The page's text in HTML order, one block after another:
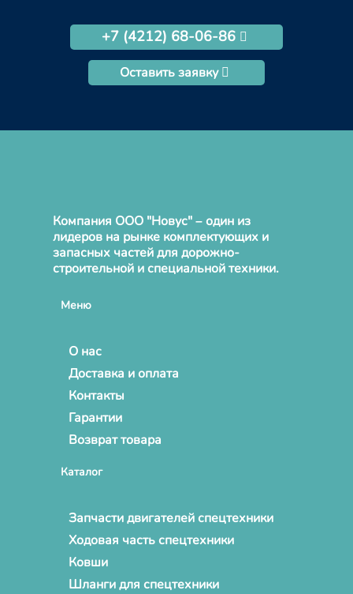
+7 (4212) 68-06-86
Оставить заявку
Компания ООО "Новус" – один из
лидеров на рынке комплектующих и
запасных частей для дорожно-
строительной и специальной техники.
Меню
О нас
Доставка и оплата
Контакты
Гарантии
Возврат товара
Каталог
Запчасти двигателей спецтехники
Ходовая часть спецтехники
Ковши
Шланги для спецтехники